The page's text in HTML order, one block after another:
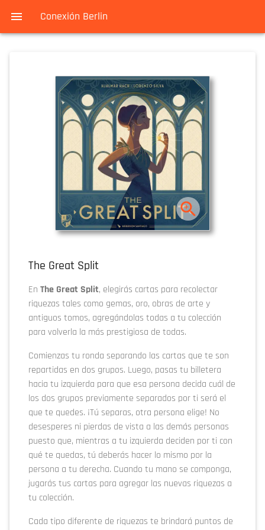
Conexión Berlin
The Great Split
En The Great Split, elegirás cartas para recolectar
riquezas tales como gemas, oro, obras de arte y
antiguos tomos, agregándolas todas a tu colección
para volverla la más prestigiosa de todas.
Comienzas tu ronda separando las cartas que te son
repartidas en dos grupos. Luego, pasas tu billetera
hacia tu izquierda para que esa persona decida cuál de
los dos grupos previamente separados por ti será el
que te quedes. ¡Tú separas, otra persona elige! No
desesperes ni pierdas de vista a las demás personas
puesto que, mientras a tu izquierda deciden por ti con
qué te quedas, tú deberás hacer lo mismo por la
persona a tu derecha. Cuando tu mano se componga,
jugarás tus cartas para agregar las nuevas riquezas a
tu colección.
Cada tipo diferente de riquezas te brindará puntos de